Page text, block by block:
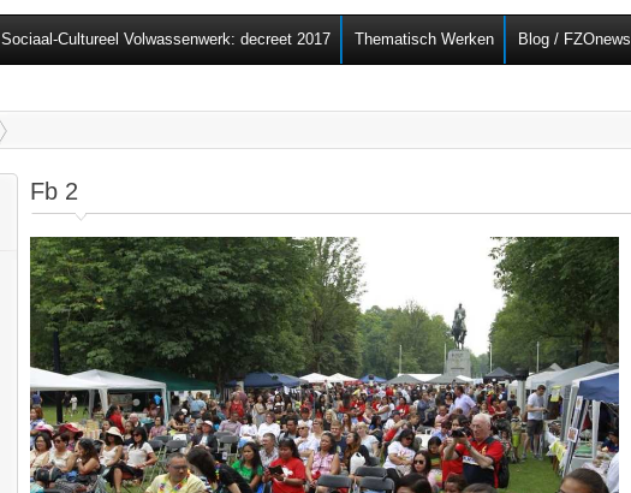
Overslaan en naar de
algemene inhoud gaan
Sociaal-Cultureel Volwassenwerk: decreet 2017 Thematisch Werken Blog / FZOnews
Fb 2